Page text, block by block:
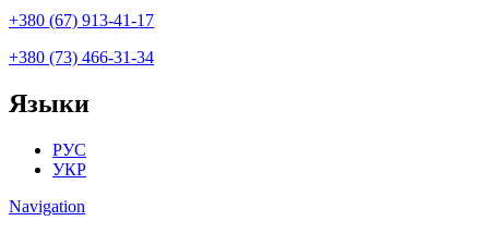
+380 (67) 913-41-17
+380 (73) 466-31-34
Языки
РУС
УКР
Navigation